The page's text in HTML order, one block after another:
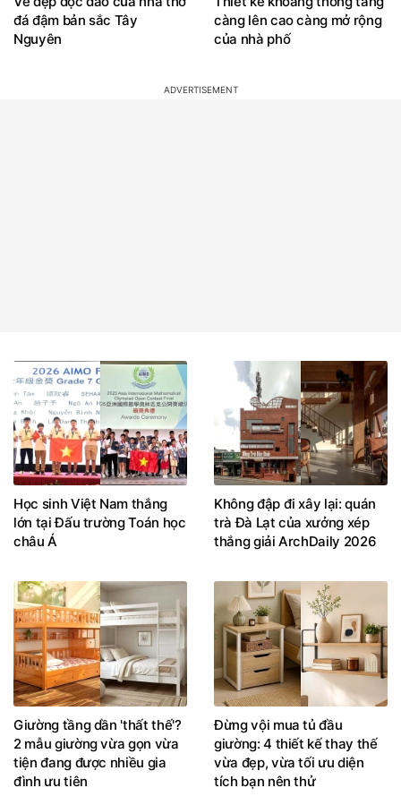
Vẻ đẹp độc đáo của nhà thờ
đá đậm bản sắc Tây
Nguyên
Thiết kế khoảng thông tầng
càng lên cao càng mở rộng
của nhà phố
Học sinh Việt Nam thắng
lớn tại Đấu trường Toán học
châu Á
Không đập đi xây lại: quán
trà Đà Lạt của xưởng xép
thắng giải ArchDaily 2026
Giường tầng dần 'thất thế'?
2 mẫu giường vừa gọn vừa
tiện đang được nhiều gia
đình ưu tiên
Đừng vội mua tủ đầu
giường: 4 thiết kế thay thế
vừa đẹp, vừa tối ưu diện
tích bạn nên thử